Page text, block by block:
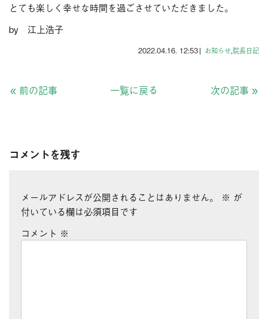
とても楽しく幸せな時間を過ごさせていただきました。
by 江上浩子
2022.04.16. 12:53 | お知らせ,院長日記
« 前の記事 一覧に戻る 次の記事 »
コメントを残す
メールアドレスが公開されることはありません。 ※ が
付いている欄は必須項目です
コメント ※